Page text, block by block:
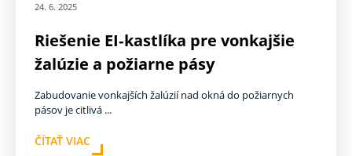
24. 6. 2025
Riešenie EI‑kastlíka pre vonkajšie
žalúzie a požiarne pásy
Zabudovanie vonkajších žalúzií nad okná do požiarnych
pásov je citlivá ...
ČÍTAŤ VIAC